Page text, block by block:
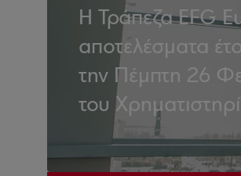
H Τράπεζα EFG
αποτελέσματα
την Πέμπτη 26
του